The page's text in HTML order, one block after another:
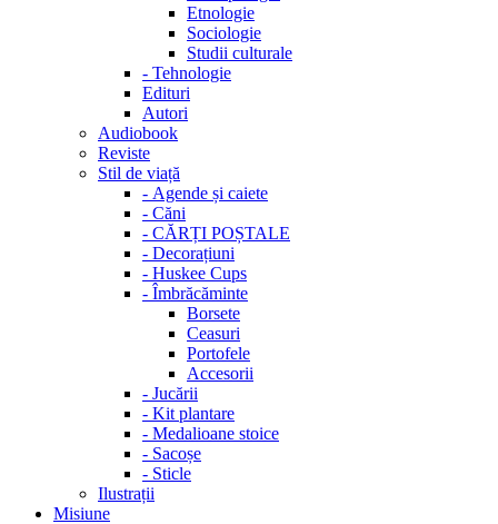
Etnologie
Sociologie
Studii culturale
- Tehnologie
Edituri
Autori
Audiobook
Reviste
Stil de viață
- Agende și caiete
- Căni
- CĂRȚI POȘTALE
- Decorațiuni
- Huskee Cups
- Îmbrăcăminte
Borsete
Ceasuri
Portofele
Accesorii
- Jucării
- Kit plantare
- Medalioane stoice
- Sacoșe
- Sticle
Ilustrații
Misiune